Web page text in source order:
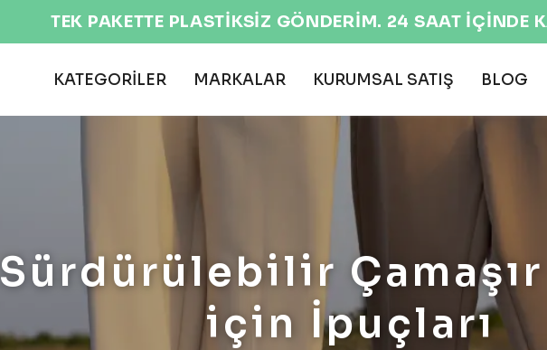
TEK PAKETTE PLASTİKSİZ GÖNDERİM. 24 SAAT İÇİNDE
KATEGORİLER MARKALAR KURUMSAL SATIŞ BLOG
Sürdürülebilir
için İpuçları